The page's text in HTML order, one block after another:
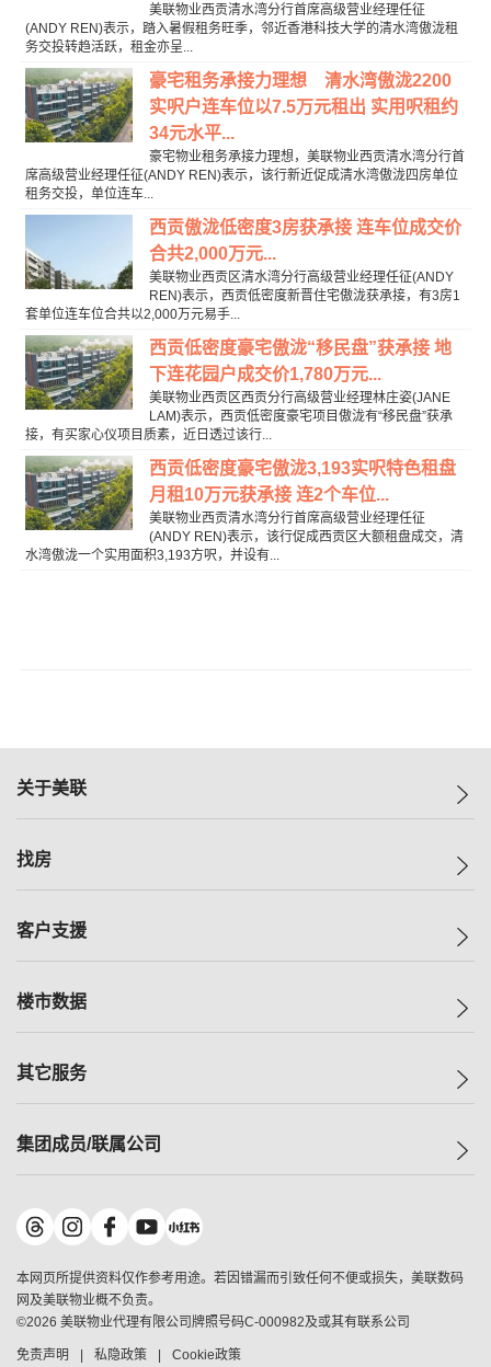
美联物业西贡清水湾分行首席高级营业经理任征
(ANDY REN)表示，踏入暑假租务旺季，邻近香港科技大学的清水湾傲泷租
务交投转趋活跃，租金亦呈...
豪宅租务承接力理想 清水湾傲泷2200
实呎户连车位以7.5万元租出 实用呎租约
34元水平...
豪宅物业租务承接力理想，美联物业西贡清水湾分行首
席高级营业经理任征(ANDY REN)表示，该行新近促成清水湾傲泷四房单位
租务交投，单位连车...
西贡傲泷低密度3房获承接 连车位成交价
合共2,000万元...
美联物业西贡区清水湾分行高级营业经理任征(ANDY
REN)表示，西贡低密度新晋住宅傲泷获承接，有3房1
套单位连车位合共以2,000万元易手...
西贡低密度豪宅傲泷“移民盘”获承接 地
下连花园户成交价1,780万元...
美联物业西贡区西贡分行高级营业经理林庄姿(JANE
LAM)表示，西贡低密度豪宅项目傲泷有“移民盘”获承
接，有买家心仪项目质素，近日透过该行...
西贡低密度豪宅傲泷3,193实呎特色租盘
月租10万元获承接 连2个车位...
美联物业西贡清水湾分行首席高级营业经理任征
(ANDY REN)表示，该行促成西贡区大额租盘成交，清
水湾傲泷一个实用面积3,193方呎，并设有...
关于美联
美联集团
人才招募
找房
一手新房
减价
美联豪宅
独家楼盘
租房
客户支援
自助放盘
查询热线
按揭计算机
负担能力计算机
转按计算机
缴款方式
楼市数据
指数
历史成交
小区成交排行榜
地区百科
其它服务
小区专页
美联精英会
美善会
地产经纪人管理协会
申报已递交的购楼开盘
集团成员/联属公司
美联物业
鋑联控股*
美联工商铺*
美联中国
美联澳门
美联金融集团
本网页所提供资料仅作参考用途。若因错漏而引致任何不便或损失，美联数码
网及美联物业概不负责。
©2026 美联物业代理有限公司牌照号码C-000982及或其有联系公司
免责声明 私隐政策 Cookie政策